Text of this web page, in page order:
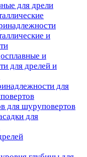
для дрели
и
и
для дрелей и
для
для шуруповертов
для